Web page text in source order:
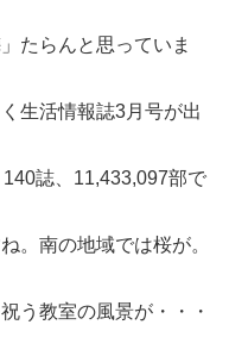
たらんと思っていま
生活情報誌3月号が出
誌、11,433,097部で
。南の地域では桜が。
う教室の風景が・・・